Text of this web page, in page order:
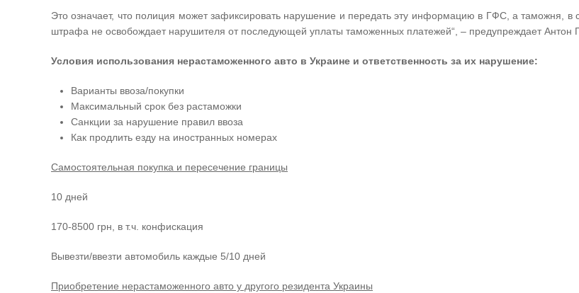
Это означает, что полиция может зафиксировать нарушение и передать эту информацию в ГФС, а таможня,
штрафа не освобождает нарушителя от последующей уплаты таможенных платежей“, – предупреждает Антон
Условия использования нерастаможенного авто в Украине и ответственность за их нарушение:
Варианты ввоза/покупки
Максимальный срок без растаможки
Санкции за нарушение правил ввоза
Как продлить езду на иностранных номерах
Самостоятельная покупка и пересечение границы
10 дней
170-8500 грн, в т.ч. конфискация
Вывезти/ввезти автомобиль каждые 5/10 дней
Приобретение нерастаможенного авто у другого резидента Украины